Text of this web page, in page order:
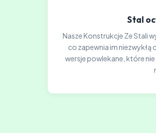
Stal
Nasze Konstrukcje Ze Stali
co zapewnia im
wersje powlekane, które